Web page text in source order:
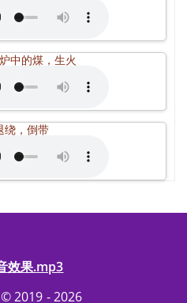
中的煤，生火
绕，倒带
效果.mp3
2019 - 2026